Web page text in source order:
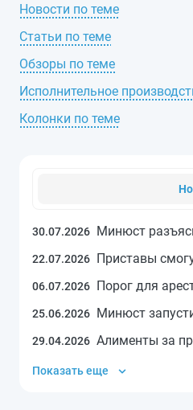
30.07.2026 Минюст
22.07.2026 Приставы
06.07.2026 Порог для
25.06.2026 Минюст
29.04.2026 Алименты за
Показать еще
Новости по теме
Статьи по теме
Обзоры по теме
Исполнительное
Колонки по теме